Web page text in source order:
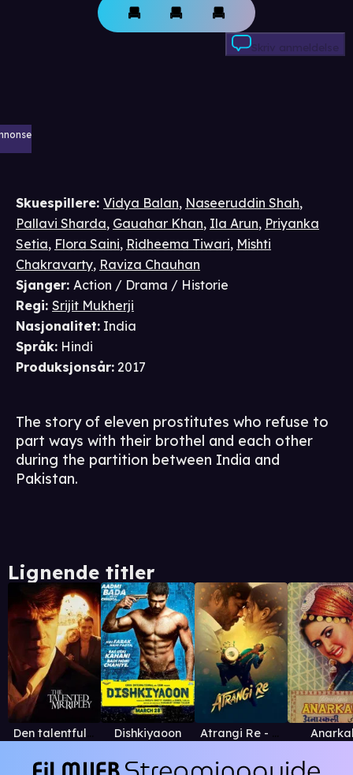
Skriv anmeldelse
Skuespillere: Vidya Balan, Naseeruddin Shah,
Pallavi Sharda, Gauahar Khan, Ila Arun, Priyanka
Setia, Flora Saini, Ridheema Tiwari, Mishti
Chakravarty, Raviza Chauhan
Sjanger: Action / Drama / Historie
Regi: Srijit Mukherji
Nasjonalitet: India
Språk: Hindi
Produksjonsår: 2017
The story of eleven prostitutes who refuse to
part ways with their brothel and each other
during the partition between India and
Pakistan.
Lignende titler
Den talentfulle mr. Ripley Dishkiyaoon Atrangi Re - Hindi